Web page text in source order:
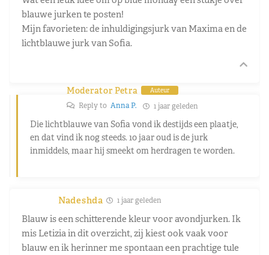
blauwe jurken te posten!
Mijn favorieten: de inhuldigingsjurk van Maxima en de
lichtblauwe jurk van Sofia.
Moderator Petra Auteur
Reply to Anna P. 1 jaar geleden
Die lichtblauwe van Sofia vond ik destijds een plaatje,
en dat vind ik nog steeds. 10 jaar oud is de jurk
inmiddels, maar hij smeekt om herdragen te worden.
Nadeshda 1 jaar geleden
Blauw is een schitterende kleur voor avondjurken. Ik
mis Letizia in dit overzicht, zij kiest ook vaak voor
blauw en ik herinner me spontaan een prachtige tule